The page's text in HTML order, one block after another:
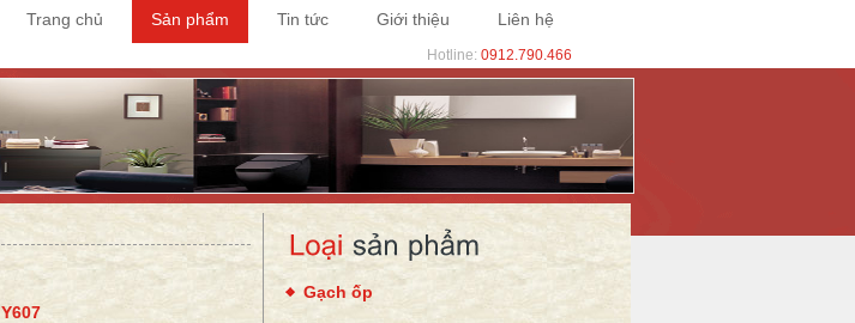
Trang chủ Sản phẩm Tin tức Giới thiệu Liên hệ
Hotline: 0912.790.466
Y607
Gạch ốp